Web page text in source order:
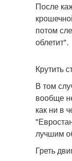
После
потом
облетит".
Крутить
В том
вообще
как ни в
лучшим
Греть